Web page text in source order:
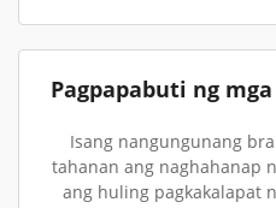
Pagpapabuti ng
Isang nangungunang
tahanan ang naghahanap
ang huling pagkakalapat